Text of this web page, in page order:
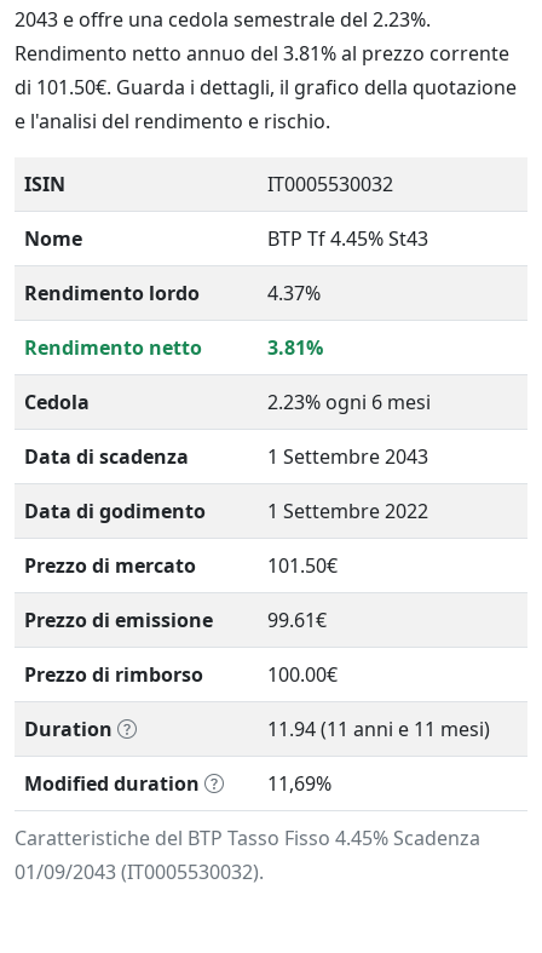
2043 e offre una cedola semestrale del 2.23%.
Rendimento netto annuo del 3.81% al prezzo corrente
di 101.50€. Guarda i dettagli, il grafico della quotazione
e l'analisi del rendimento e rischio.
Caratteristiche del BTP Tasso Fisso 4.45% Scadenza
01/09/2043 (IT0005530032).
ISIN IT0005530032
Nome BTP Tf 4.45% St43
Rendimento lordo 4.37%
Rendimento netto 3.81%
Cedola 2.23% ogni 6 mesi
Data di scadenza 1 Settembre 2043
Data di godimento 1 Settembre 2022
Prezzo di mercato 101.50€
Prezzo di emissione 99.61€
Prezzo di rimborso 100.00€
Duration 11.94 (11 anni e 11 mesi)
Modified duration 11,69%